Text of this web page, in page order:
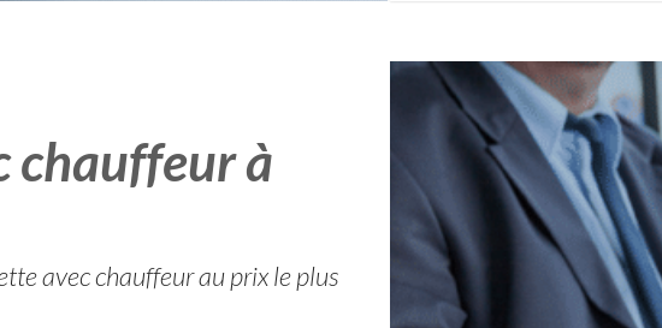
chauffeur à
avec chauffeur au prix le plus